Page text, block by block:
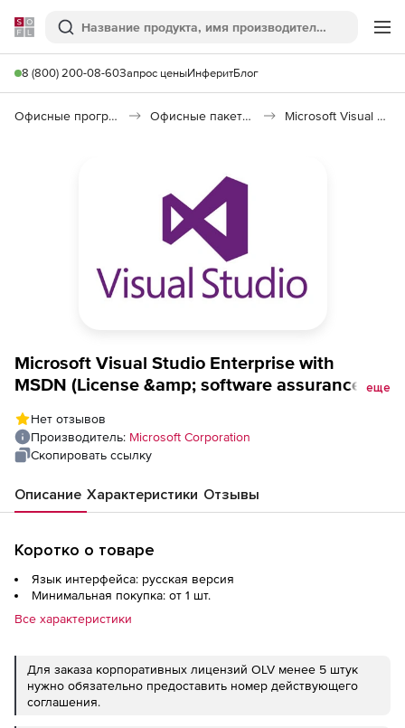
Softline
Поиск
8 (800) 200-08-60Запрос ценыИнферитБлог
Офисные программы Офисные пакеты Microsoft Office Microsoft Visual Studio
Microsoft Visual Studio Enterprise with
MSDN (License &amp; software assurance ),еще
Нет отзывов
Производитель: Microsoft Corporation
Скопировать ссылку
Описание Характеристики Отзывы
Коротко о товаре
Язык интерфейса: русская версия
Минимальная покупка: от 1 шт.
Все характеристики
Для заказа корпоративных лицензий OLV менее 5 штук
нужно обязательно предоставить номер действующего
соглашения.